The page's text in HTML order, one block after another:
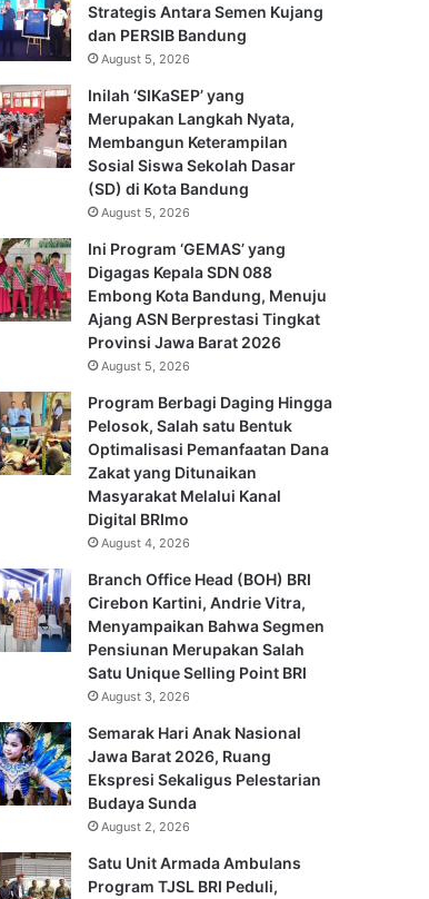
Strategis Antara Semen Kujang
dan PERSIB Bandung
August 5, 2026
Inilah ‘SIKaSEP’ yang
Merupakan Langkah Nyata,
Membangun Keterampilan
Sosial Siswa Sekolah Dasar
(SD) di Kota Bandung
August 5, 2026
Ini Program ‘GEMAS’ yang
Digagas Kepala SDN 088
Embong Kota Bandung, Menuju
Ajang ASN Berprestasi Tingkat
Provinsi Jawa Barat 2026
August 5, 2026
Program Berbagi Daging Hingga
Pelosok, Salah satu Bentuk
Optimalisasi Pemanfaatan Dana
Zakat yang Ditunaikan
Masyarakat Melalui Kanal
Digital BRImo
August 4, 2026
Branch Office Head (BOH) BRI
Cirebon Kartini, Andrie Vitra,
Menyampaikan Bahwa Segmen
Pensiunan Merupakan Salah
Satu Unique Selling Point BRI
August 3, 2026
Semarak Hari Anak Nasional
Jawa Barat 2026, Ruang
Ekspresi Sekaligus Pelestarian
Budaya Sunda
August 2, 2026
Satu Unit Armada Ambulans
Program TJSL BRI Peduli,